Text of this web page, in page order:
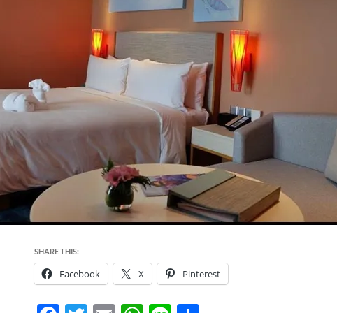
SHARE THIS:
Facebook X Pinterest